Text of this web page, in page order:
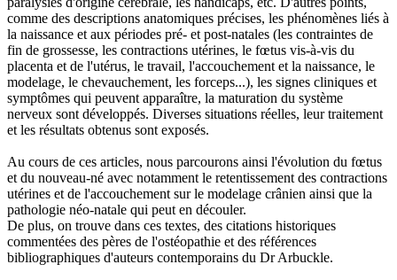
comme des descriptions anatomiques précises, les phénomènes liés à
la naissance et aux périodes pré- et post-natales (les contraintes de
fin de grossesse, les contractions utérines, le fœtus vis-à-vis du
placenta et de l'utérus, le travail, l'accouchement et la naissance, le
modelage, le chevauchement, les forceps...), les signes cliniques et
symptômes qui peuvent apparaître, la maturation du système
nerveux sont développés. Diverses situations réelles, leur traitement
et les résultats obtenus sont exposés.
Au cours de ces articles, nous parcourons ainsi l'évolution du fœtus
et du nouveau-né avec notamment le retentissement des contractions
utérines et de l'accouchement sur le modelage crânien ainsi que la
pathologie néo-natale qui peut en découler.
De plus, on trouve dans ces textes, des citations historiques
commentées des pères de l'ostéopathie et des références
bibliographiques d'auteurs contemporains du Dr Arbuckle.